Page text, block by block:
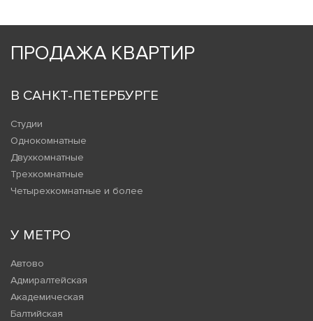
ПРОДАЖА КВАРТИР
В САНКТ-ПЕТЕРБУРГЕ
Студии
Однокомнатные
Двухкомнатные
Трехкомнатные
Четырехкомнатные и более
У МЕТРО
Автово
Адмиралтейская
Академическая
Балтийская